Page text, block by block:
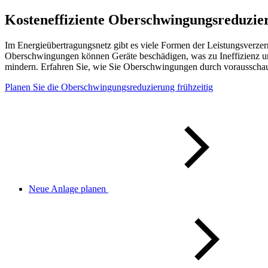
Kosteneffiziente
Im Energieübertragungsnetz gibt es viele Formen der
Oberschwingungen können Geräte beschädigen, was zu Ineffizienz
mindern. Erfahren Sie, wie Sie Oberschwingungen durch
Planen Sie die Oberschwingungsreduzierung frühzeitig
Neue Anlage planen